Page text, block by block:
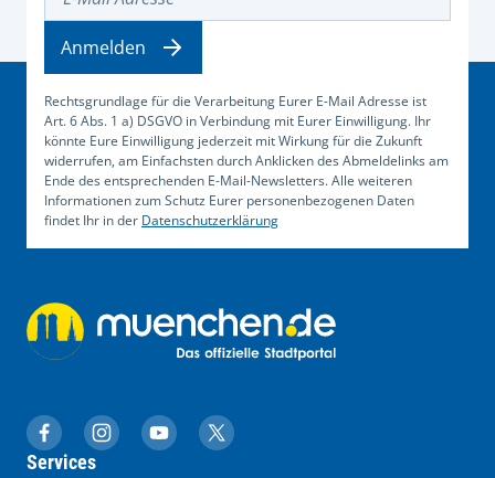
Rechtsgrundlage für die Verarbeitung Eurer E-Mail Adresse ist
Art. 6 Abs. 1 a) DSGVO in Verbindung mit Eurer Einwilligung. Ihr
könnte Eure Einwilligung jederzeit mit Wirkung für die Zukunft
widerrufen, am Einfachsten durch Anklicken des Abmeldelinks am
Ende des entsprechenden E-Mail-Newsletters. Alle weiteren
Informationen zum Schutz Eurer personenbezogenen Daten
findet Ihr in der Datenschutzerklärung
Anmelden
muenchen.de auf Facebook
muenchen.de auf Instagram
muenchen.de auf YouTube
muenchen.de auf X
Services